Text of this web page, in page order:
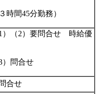
３時間45分勤務）
1）（2）要問合せ 時給優
3）問合せ
合せ